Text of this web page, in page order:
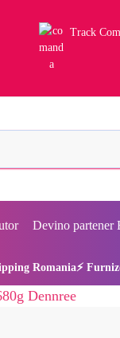
Track
Devino partener
Romania⚡